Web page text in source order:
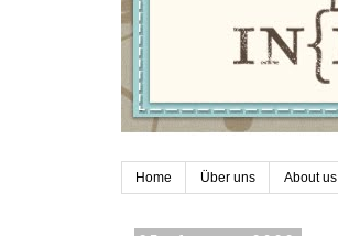
Home Über uns About us